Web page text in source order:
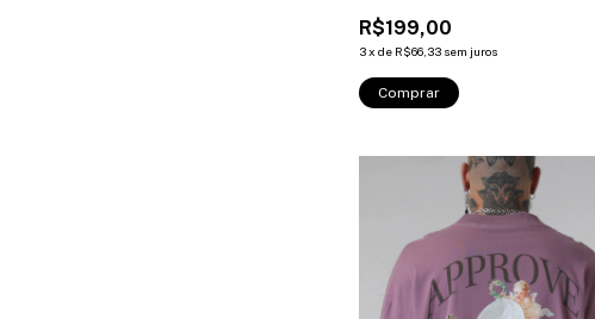
R$199,00
3x de R$66,33 sem juros
Comprar